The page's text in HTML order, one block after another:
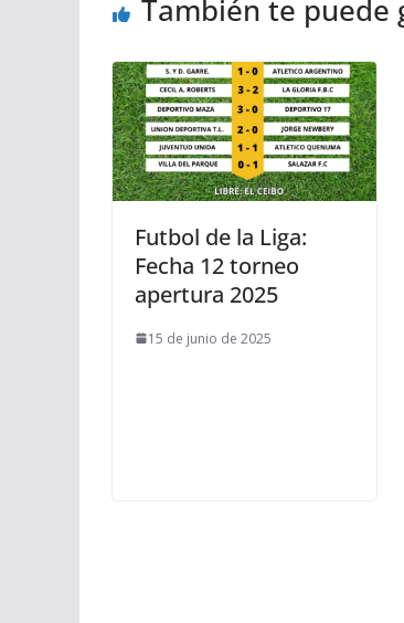
También te puede
Futbol de la Liga:
Fecha 12 torneo
apertura 2025
15 de junio de 2025